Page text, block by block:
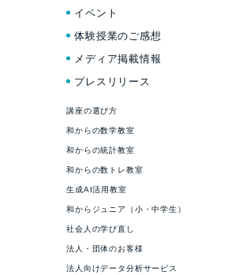
イベント
体験授業のご感想
メディア掲載情報
プレスリリース
講座の選び方
和からの数学教室
和からの統計教室
和からの数トレ教室
生成AI活用教室
和からジュニア（小・中学生）
社会人の学び直し
法人・団体のお客様
法人向けデータ分析サービス